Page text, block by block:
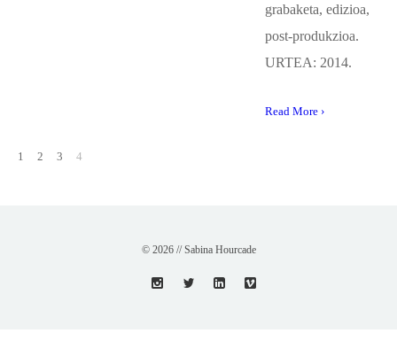
grabaketa, edizioa,
post-produkzioa.
URTEA: 2014.
Read More ›
1 2 3 4
© 2026 // Sabina Hourcade